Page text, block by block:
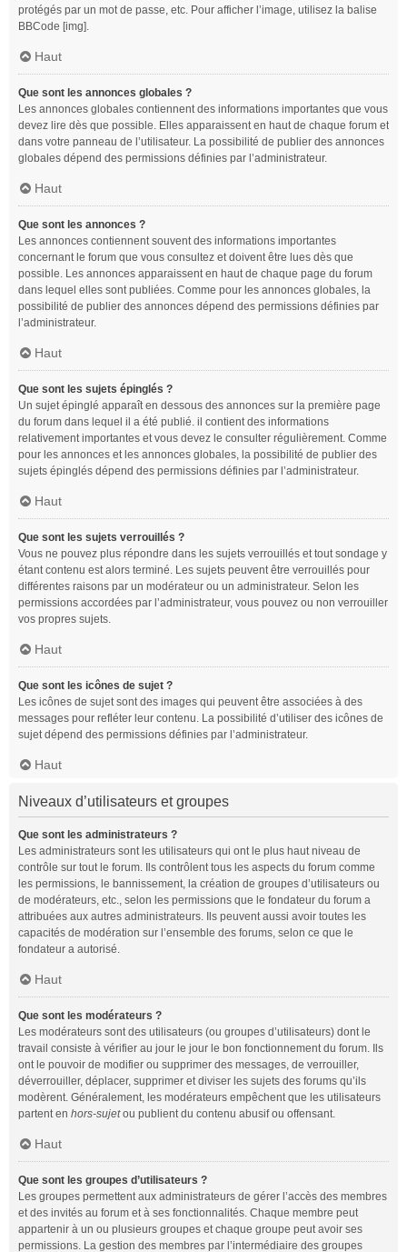
protégés par un mot de passe, etc. Pour afficher l’image, utilisez la balise
BBCode [img].
Haut
Que sont les annonces globales ?
Les annonces globales contiennent des informations importantes que vous
devez lire dès que possible. Elles apparaissent en haut de chaque forum et
dans votre panneau de l’utilisateur. La possibilité de publier des annonces
globales dépend des permissions définies par l’administrateur.
Haut
Que sont les annonces ?
Les annonces contiennent souvent des informations importantes
concernant le forum que vous consultez et doivent être lues dès que
possible. Les annonces apparaissent en haut de chaque page du forum
dans lequel elles sont publiées. Comme pour les annonces globales, la
possibilité de publier des annonces dépend des permissions définies par
l’administrateur.
Haut
Que sont les sujets épinglés ?
Un sujet épinglé apparaît en dessous des annonces sur la première page
du forum dans lequel il a été publié. il contient des informations
relativement importantes et vous devez le consulter régulièrement. Comme
pour les annonces et les annonces globales, la possibilité de publier des
sujets épinglés dépend des permissions définies par l’administrateur.
Haut
Que sont les sujets verrouillés ?
Vous ne pouvez plus répondre dans les sujets verrouillés et tout sondage y
étant contenu est alors terminé. Les sujets peuvent être verrouillés pour
différentes raisons par un modérateur ou un administrateur. Selon les
permissions accordées par l’administrateur, vous pouvez ou non verrouiller
vos propres sujets.
Haut
Que sont les icônes de sujet ?
Les icônes de sujet sont des images qui peuvent être associées à des
messages pour refléter leur contenu. La possibilité d’utiliser des icônes de
sujet dépend des permissions définies par l’administrateur.
Haut
Niveaux d’utilisateurs et groupes
Que sont les administrateurs ?
Les administrateurs sont les utilisateurs qui ont le plus haut niveau de
contrôle sur tout le forum. Ils contrôlent tous les aspects du forum comme
les permissions, le bannissement, la création de groupes d’utilisateurs ou
de modérateurs, etc., selon les permissions que le fondateur du forum a
attribuées aux autres administrateurs. Ils peuvent aussi avoir toutes les
capacités de modération sur l’ensemble des forums, selon ce que le
fondateur a autorisé.
Haut
Que sont les modérateurs ?
Les modérateurs sont des utilisateurs (ou groupes d’utilisateurs) dont le
travail consiste à vérifier au jour le jour le bon fonctionnement du forum. Ils
ont le pouvoir de modifier ou supprimer des messages, de verrouiller,
déverrouiller, déplacer, supprimer et diviser les sujets des forums qu’ils
modèrent. Généralement, les modérateurs empêchent que les utilisateurs
partent en hors-sujetou publient du contenu abusif ou offensant.
Haut
Que sont les groupes d’utilisateurs ?
Les groupes permettent aux administrateurs de gérer l’accès des membres
et des invités au forum et à ses fonctionnalités. Chaque membre peut
appartenir à un ou plusieurs groupes et chaque groupe peut avoir ses
permissions. La gestion des membres par l’intermédiaire des groupes